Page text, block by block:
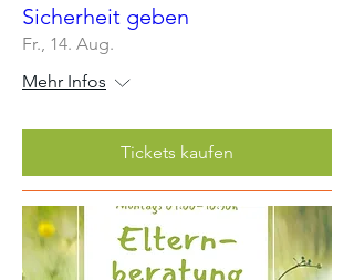
Sicherheit geben
Fr., 14. Aug.
Mehr Infos
Tickets kaufen